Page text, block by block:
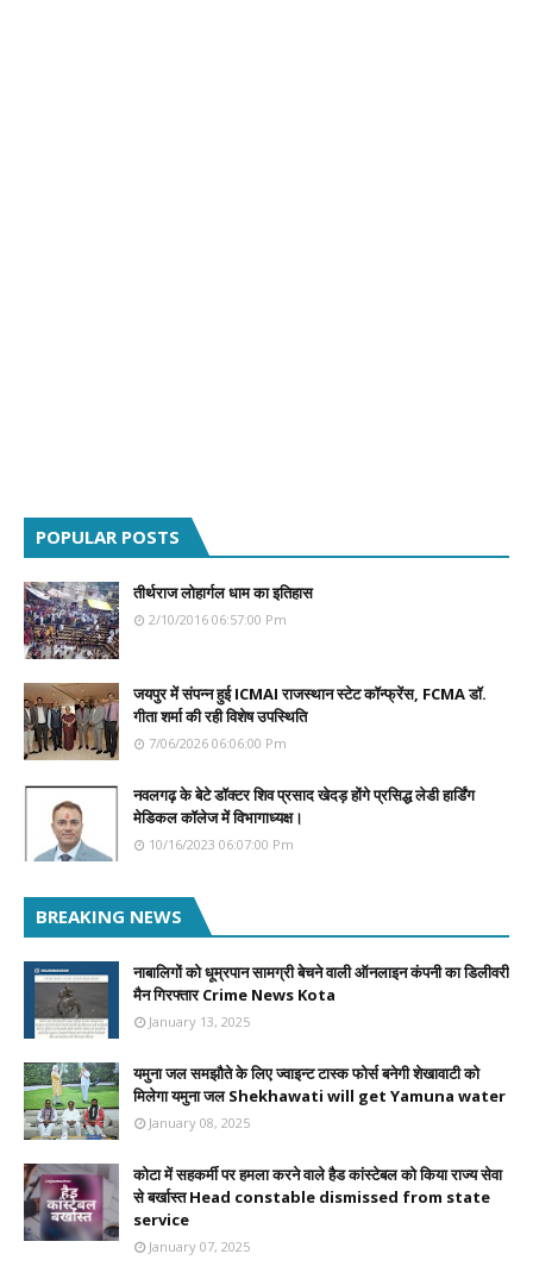
POPULAR POSTS
तीर्थराज लोहार्गल धाम का इतिहास
2/10/2016 06:57:00 Pm
जयपुर में संपन्न हुई ICMAI राजस्थान स्टेट कॉन्फ्रेंस, FCMA डॉ.
गीता शर्मा की रही विशेष उपस्थिति
7/06/2026 06:06:00 Pm
नवलगढ़ के बेटे डॉक्टर शिव प्रसाद खेदड़ होंगे प्रसिद्ध लेडी हार्डिंग
मेडिकल कॉलेज में विभागाध्यक्ष।
10/16/2023 06:07:00 Pm
BREAKING NEWS
नाबालिगों को धूम्रपान सामग्री बेचने वाली ऑनलाइन कंपनी का डिलीवरी
मैन गिरफ्तार Crime News Kota
January 13, 2025
यमुना जल समझौते के लिए ज्वाइन्ट टास्क फोर्स बनेगी शेखावाटी को
मिलेगा यमुना जल Shekhawati will get Yamuna water
January 08, 2025
कोटा में सहकर्मी पर हमला करने वाले हैड कांस्टेबल को किया राज्य सेवा
से बर्खास्त Head constable dismissed from state
service
January 07, 2025